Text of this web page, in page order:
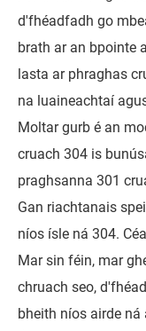
d'fhéadfadh go
brath ar an bpointe
lasta ar phraghas
na luaineachtaí
Moltar gurb é an
cruach 304 is
praghsanna 301
Gan riachtanais
níos ísle ná 304.
Mar sin féin, mar
chruach seo,
bheith níos airde